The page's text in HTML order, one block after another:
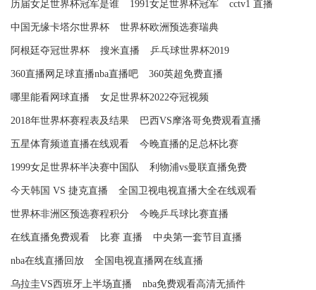
历届女足世界杯冠军是谁 1991女足世界杯冠军 cctv1 直播
中国无缘卡塔尔世界杯 世界杯欧洲预选赛瑞典
阿根廷夺冠世界杯 搜米直播 乒乓球世界杯2019
360直播网足球直播nba直播吧 360英超免费直播
哪里能看网球直播 女足世界杯2022夺冠视频
2018年世界杯赛程表及结果 巴西VS摩洛哥免费观看直播
五星体育频道直播在线观看 今晚直播的足总杯比赛
1999女足世界杯半决赛中国队 利物浦vs曼联直播免费
今天韩国 VS 捷克直播 全国卫视电视直播大全在线观看
世界杯非洲区预选赛程积分 今晚乒乓球比赛直播
在线直播免费观看 比赛 直播 中央第一套节目直播
nba在线直播回放 全国电视直播网在线直播
乌拉圭VS西班牙上半场直播 nba免费观看高清无插件